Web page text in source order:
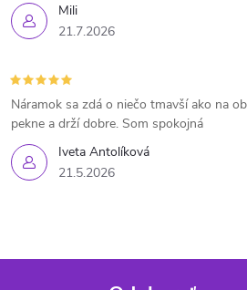
Mili
21.7.2026
Iveta Antolíková
21.5.2026
Náramok sa zdá o niečo tmavší ako na
pekne a drží dobre. Som spokojná